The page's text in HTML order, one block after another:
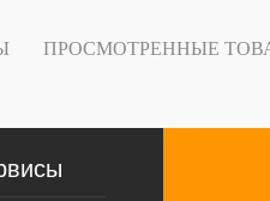
ПРОСМОТРЕННЫЕ